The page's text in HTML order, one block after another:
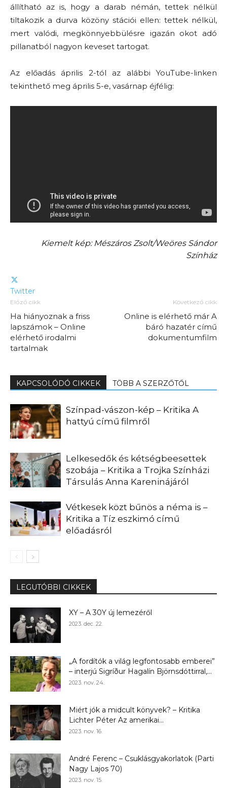
állítható az is, hogy a darab némán, tettek nélkül
tiltakozik a durva közöny stációi ellen: tettek nélkül,
mert valódi, megkönnyebbülésre igazán okot adó
pillanatból nagyon keveset tartogat.
Az előadás április 2-tól az alábbi YouTube-linken
tekinthető meg április 5-e, vasárnap éjfélig:
Kiemelt kép: Mészáros Zsolt/Weöres Sándor
Színház
Twitter
Előző cikk
Ha hiányoznak a friss
lapszámok – Online
elérhető irodalmi
tartalmak
Következő cikk
Online is elérhető már A
báró hazatér című
dokumentumfilm
KAPCSOLÓDÓ CIKKEK TÖBB A SZERZŐTŐL
Színpad-vászon-kép – Kritika A
hattyú című filmről
Lelkesedők és kétségbeesettek
szobája – Kritika a Trojka Színházi
Társulás Anna Kareninájáról
Vétkesek közt bűnös a néma is –
Kritika a Tíz eszkimó című
előadásról
LEGUTÓBBI CIKKEK
XY – A 30Y új lemezéről
2023. dec. 22.
„A fordítók a világ legfontosabb emberei”
– interjú Sigríður Hagalín Björnsdóttirral,...
2023. nov. 24.
Miért jók a midcult könyvek? – Kritika
Lichter Péter Az amerikai...
2023. nov. 16.
André Ferenc – Csuklásgyakorlatok (Parti
Nagy Lajos 70)
2023. nov. 15.